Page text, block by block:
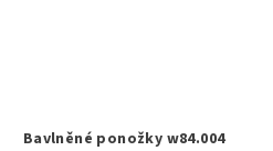
Bavlněné ponožky w84.004